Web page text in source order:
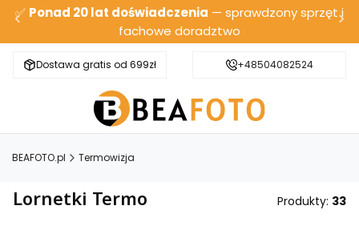
✅ Ponad 20 lat doświadczenia — sprawdzony sprzęt i
fachowe doradztwo
Dostawa gratis od 699zł Bezpieczna wysyłka
+48504082524
BEAFOTO.pl Termowizja
Lornetki Termo Produkty: 33